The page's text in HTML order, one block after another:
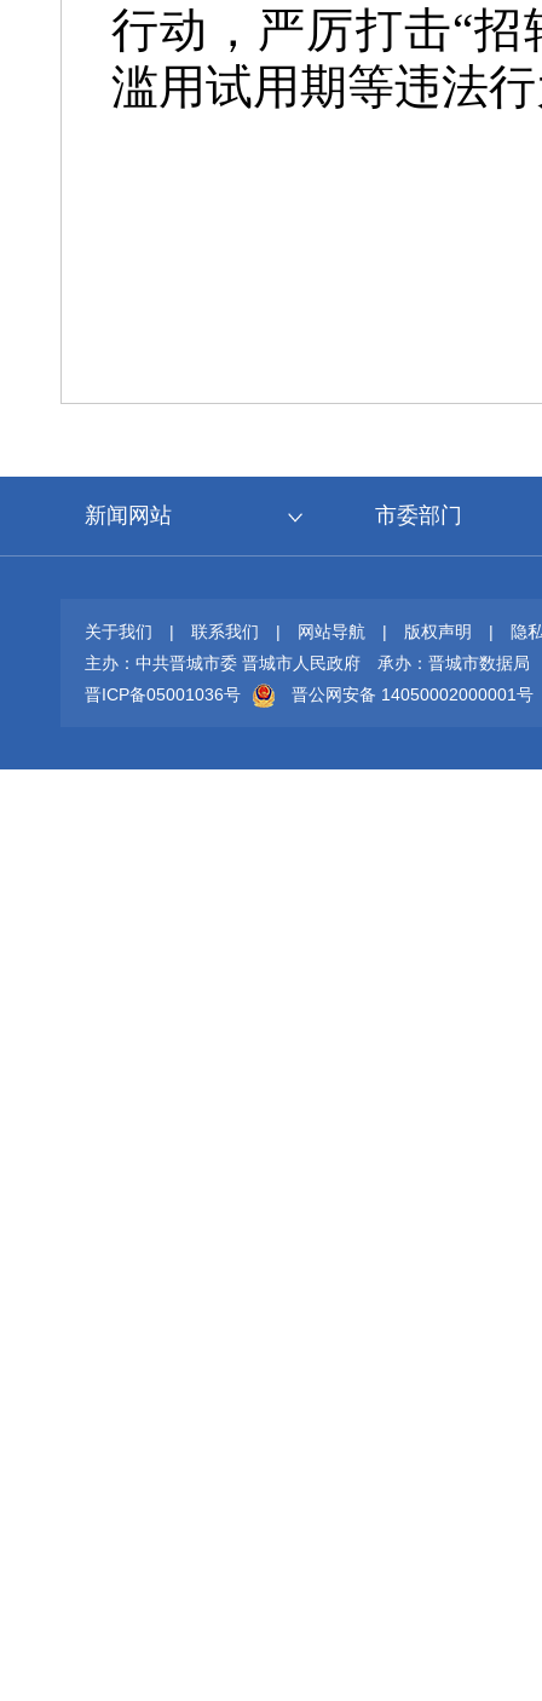
行动，严厉打击“招
滥用试用期等违法
新闻网站 市委部门
关于我们 | 联系我们 | 网站导航 | 版权声明 |
隐
主办：中共晋城市委 晋城市人民政府
承办：晋城市数据局
晋ICP备05001036号
晋公网安备 14050002000001号